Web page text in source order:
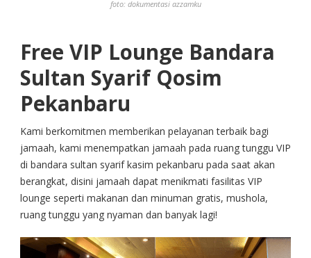
foto: dokumentasi azzamku
Free VIP Lounge Bandara
Sultan Syarif Qosim
Pekanbaru
Kami berkomitmen memberikan pelayanan terbaik bagi
jamaah, kami menempatkan jamaah pada ruang tunggu VIP
di bandara sultan syarif kasim pekanbaru pada saat akan
berangkat, disini jamaah dapat menikmati fasilitas VIP
lounge seperti makanan dan minuman gratis, mushola,
ruang tunggu yang nyaman dan banyak lagi!